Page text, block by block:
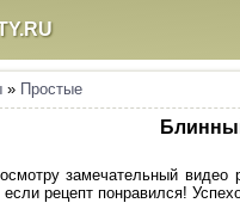
» Простые
замечательный
рецепт понравился!